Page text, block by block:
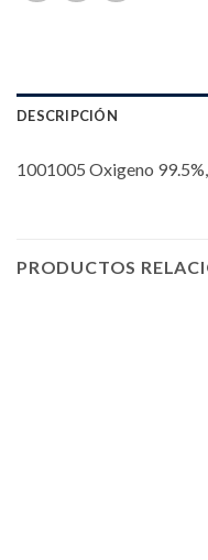
DESCRIPCIÓN
1001005 Oxigeno
PRODUCTOS